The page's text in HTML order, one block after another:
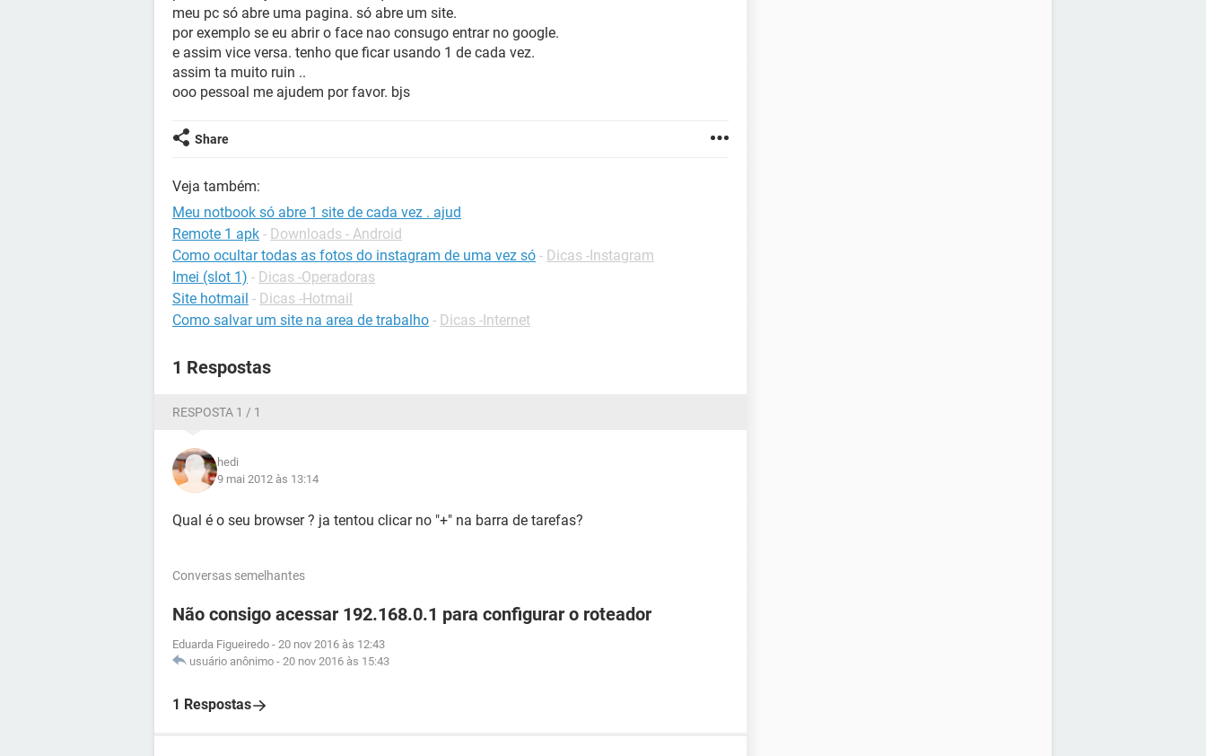
meu pc só abre uma pagina. só abre um site.
por exemplo se eu abrir o face nao consugo entrar no google.
e assim vice versa. tenho que ficar usando 1 de cada vez.
assim ta muito ruin ..
ooo pessoal me ajudem por favor. bjs
Share
Veja também:
Meu notbook só abre 1 site de cada vez . ajud
Remote 1 apk - Downloads - Android
Como ocultar todas as fotos do instagram de uma vez só - Dicas -Instagram
Imei (slot 1) - Dicas -Operadoras
Site hotmail - Dicas -Hotmail
Como salvar um site na area de trabalho - Dicas -Internet
1 Respostas
RESPOSTA 1 / 1
hedi
9 mai 2012 às 13:14
Qual é o seu browser ? ja tentou clicar no "+" na barra de tarefas?
Conversas semelhantes
Não consigo acessar 192.168.0.1 para configurar o roteador
Eduarda Figueiredo - 20 nov 2016 às 12:43
usuário anônimo - 20 nov 2016 às 15:43
1 Respostas